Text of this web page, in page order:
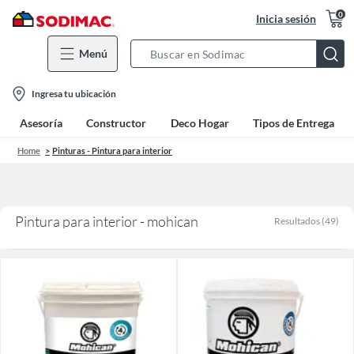
Inicia sesión 0
Menú
Bar
location-
icon
Ingresa tu ubicación
Asesoría Constructor Deco Hogar Tipos de Entrega
Home Pinturas - Pintura para interior
Pintura para interior - mohican Resultados (49)